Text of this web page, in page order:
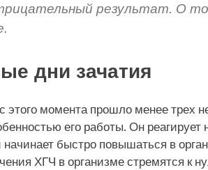
результат. О
дни зачатия
этого момента прошло менее трех
его работы. Он реагирует
быстро повышаться в
ХГЧ в организме стремятся к